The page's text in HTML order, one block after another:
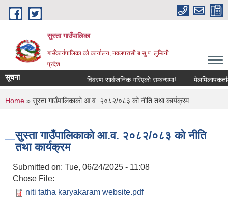
Skip to main content
सुस्ता गाउँपालिका
गाउँकार्यपालिका काे कार्यालय, नवलपरासी ब.सु.प. लुम्बिनी
प्रदेश
सूचना विवरण सार्वजनिक गरिएको सम्बन्धमा!
You are here
Home » सुस्ता गाउँपालिकाको आ.व. २०८२/०८३ को नीति तथा कार्यक्रम
सुस्ता गाउँपालिकाको आ.व. २०८२/०८३ को नीति
तथा कार्यक्रम
Submitted on: Tue, 06/24/2025 - 11:08
Chose File:
niti tatha karyakaram website.pdf